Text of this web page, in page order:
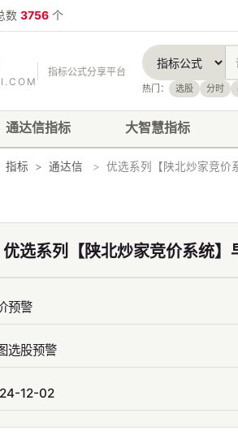
数 3756 个
指标公式分享平台
热门： 选股 分时
通达信指标 大智慧指标
指标 > 通达信 > 优选系列【陕北炒家竞价
优选系列【陕北炒家竞价系统
预警
选股预警
12-02